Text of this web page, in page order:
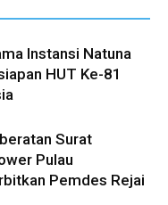
Instansi Natuna
HUT Ke-81
Surat
Pulau
Pemdes Rejai